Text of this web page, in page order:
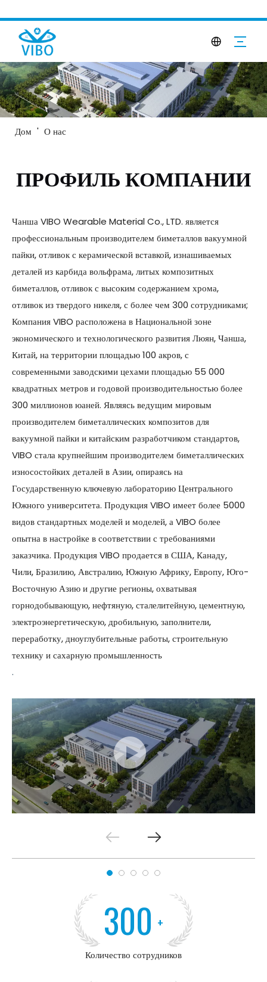
Дом ' О нас
ПРОФИЛЬ КОМПАНИИ
Чанша VIBO Wearable Material Co., LTD. является
профессиональным производителем биметаллов вакуумной
пайки, отливок с керамической вставкой, изнашиваемых
деталей из карбида вольфрама, литых композитных
биметаллов, отливок с высоким содержанием хрома,
отливок из твердого никеля, с более чем 300 сотрудниками;
Компания VIBO расположена в Национальной зоне
экономического и технологического развития Люян, Чанша,
Китай, на территории площадью 100 акров, с
современными заводскими цехами площадью 55 000
квадратных метров и годовой производительностью более
300 миллионов юаней. Являясь ведущим мировым
производителем биметаллических композитов для
вакуумной пайки и китайским разработчиком стандартов,
VIBO стала крупнейшим производителем биметаллических
износостойких деталей в Азии, опираясь на
Государственную ключевую лабораторию Центрального
Южного университета. Продукция VIBO имеет более 5000
видов стандартных моделей и моделей, а VIBO более
опытна в настройке в соответствии с требованиями
заказчика. Продукция VIBO продается в США, Канаду,
Чили, Бразилию, Австралию, Южную Африку, Европу, Юго-
Восточную Азию и другие регионы, охватывая
горнодобывающую, нефтяную, сталелитейную, цементную,
электроэнергетическую, дробильную, заполнители,
переработку, дноуглубительные работы, строительную
технику и сахарную промышленность
.
300 +
Количество сотрудников